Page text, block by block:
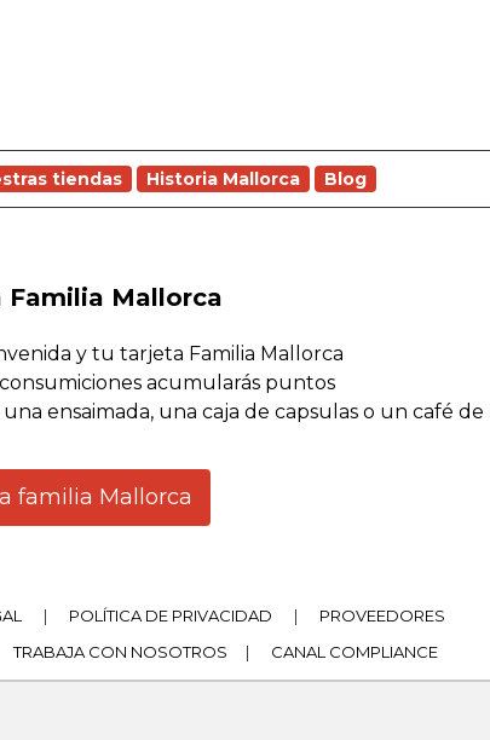
tiendas Historia Mallorca Blog
Familia Mallorca
y tu tarjeta Familia Mallorca
acumularás puntos
ensaimada, una caja de capsulas o un café de
familia Mallorca
| POLÍTICA DE PRIVACIDAD |
PROVEEDORES
TRABAJA CON NOSOTROS | CANAL COMPLIANCE